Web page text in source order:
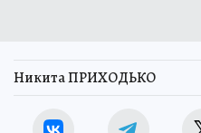
Никита ПРИХОДЬКО